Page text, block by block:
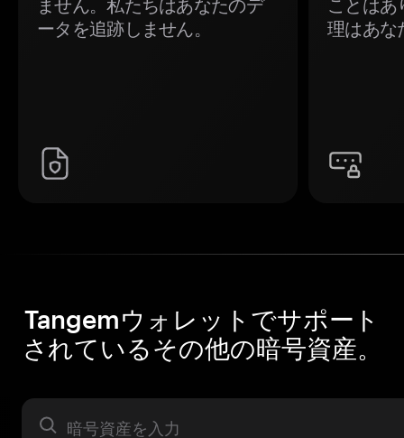
ません。私たちはあなたのデ
ータを追跡しません。
ことはあ
理はあな
Tangemウォレットでサポート
されているその他の暗号資産。
暗号資産